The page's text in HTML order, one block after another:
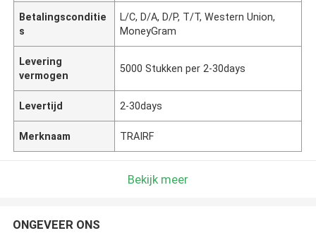
Betalingsconditie
s
L/C, D/A, D/P, T/T, Western Union,
MoneyGram
Levering
vermogen
5000 Stukken per 2-30days
Levertijd 2-30days
Merknaam TRAIRF
Bekijk meer
ONGEVEER ONS